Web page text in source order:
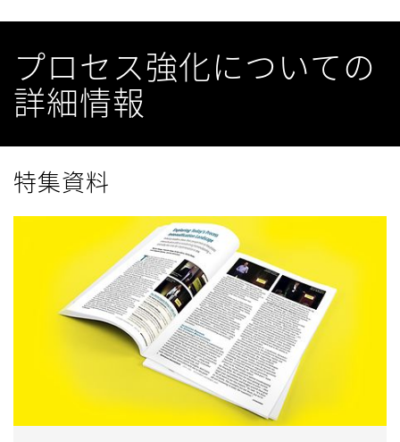
プロセス強化についての
詳細情報
特集資料